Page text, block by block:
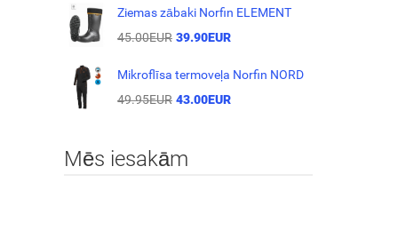
Ziemas zābaki Norfin ELEMENT
45.00EUR 39.90EUR
Mikroflīsa termoveļa Norfin NORD
49.95EUR 43.00EUR
Mēs iesakām